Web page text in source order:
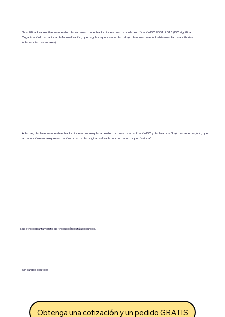
El certificado acredita que nuestro departamento de traducciones cuenta con la certificación ISO 9001:2018 (ISO significa
Organización Internacional de Normalización, que regula los procesos de trabajo de numerosas industrias mediante auditorías
independientes anuales).
Además, declara que nuestras traducciones cumplen plenamente con nuestra acreditación ISO y declaramos, "bajo pena de perjurio, que
la traducción es una representación correcta del original realizada por un traductor profesional".
Nuestro departamento de traducción está asegurado.
¡Sin cargos ocultos!
Obtenga una cotización y un pedido GRATIS